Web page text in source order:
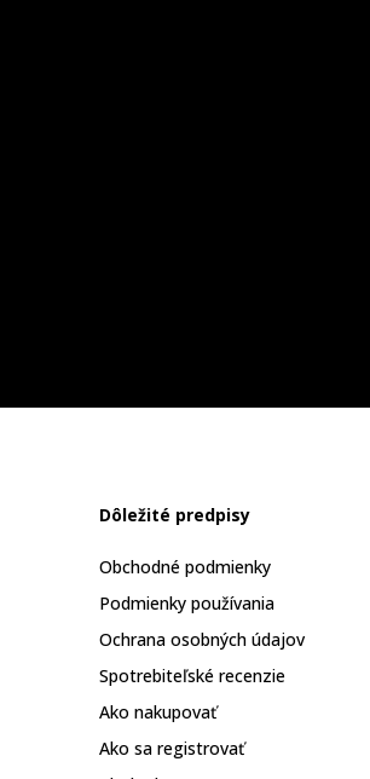
Dôležité predpisy
Obchodné podmienky
Podmienky používania
Ochrana osobných údajov
Spotrebiteľské recenzie
Ako nakupovať
Ako sa registrovať